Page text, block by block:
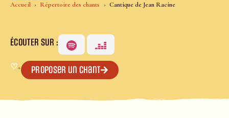
Accueil Répertoire des chants Cantique de Jean Racine
ÉCOUTER SUR :
♡+ Proposer un chant